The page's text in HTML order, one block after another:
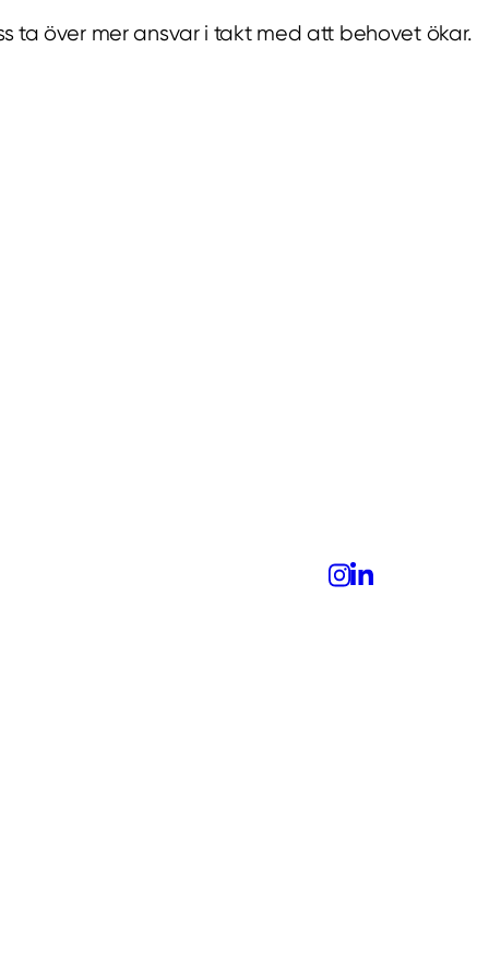
ta över mer ansvar i takt med att behovet ökar.